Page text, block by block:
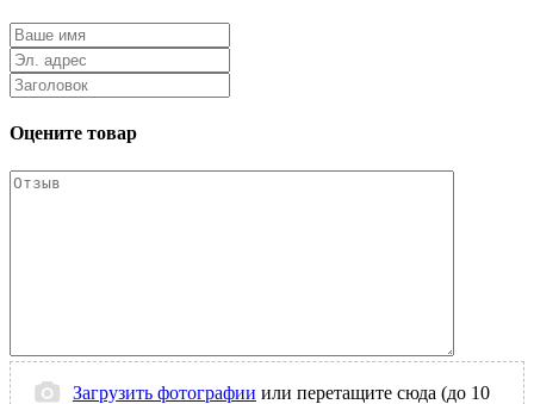
Оцените товар
Загрузить фотографии или перетащите сюда (до 10